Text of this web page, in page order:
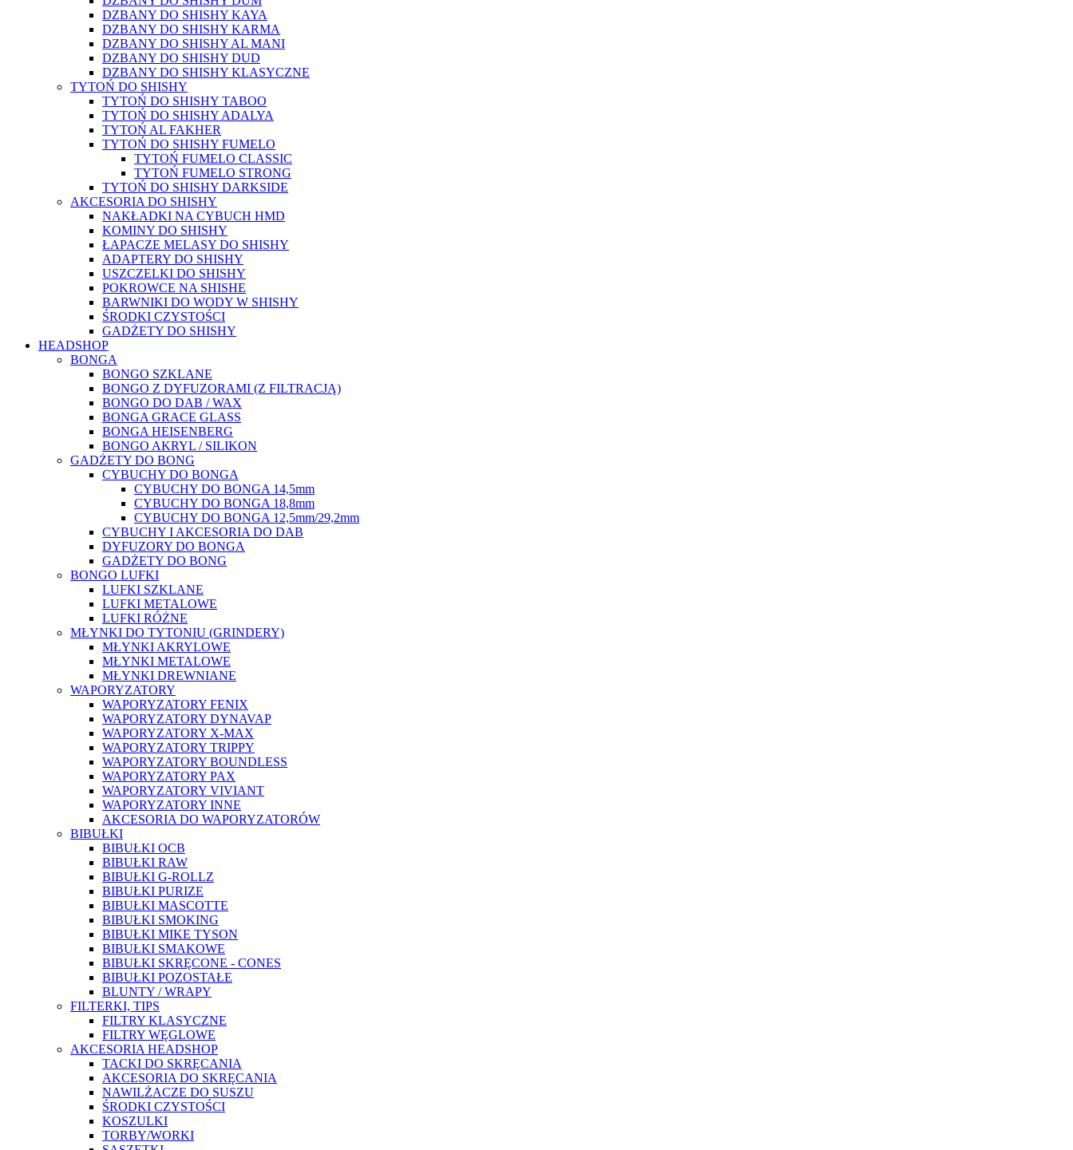
DZBANY DO SHISHY KAYA
DZBANY DO SHISHY KARMA
DZBANY DO SHISHY AL MANI
DZBANY DO SHISHY DUD
DZBANY DO SHISHY KLASYCZNE
TYTOŃ DO SHISHY
TYTOŃ DO SHISHY TABOO
TYTOŃ DO SHISHY ADALYA
TYTOŃ AL FAKHER
TYTOŃ DO SHISHY FUMELO
TYTOŃ FUMELO CLASSIC
TYTOŃ FUMELO STRONG
TYTOŃ DO SHISHY DARKSIDE
AKCESORIA DO SHISHY
NAKŁADKI NA CYBUCH HMD
KOMINY DO SHISHY
ŁAPACZE MELASY DO SHISHY
ADAPTERY DO SHISHY
USZCZELKI DO SHISHY
POKROWCE NA SHISHE
BARWNIKI DO WODY W SHISHY
ŚRODKI CZYSTOŚCI
GADŻETY DO SHISHY
HEADSHOP
BONGA
BONGO SZKLANE
BONGO Z DYFUZORAMI (Z FILTRACJĄ)
BONGO DO DAB / WAX
BONGA GRACE GLASS
BONGA HEISENBERG
BONGO AKRYL / SILIKON
GADŻETY DO BONG
CYBUCHY DO BONGA
CYBUCHY DO BONGA 14,5mm
CYBUCHY DO BONGA 18,8mm
CYBUCHY DO BONGA 12,5mm/29,2mm
CYBUCHY I AKCESORIA DO DAB
DYFUZORY DO BONGA
GADŻETY DO BONG
BONGO LUFKI
LUFKI SZKLANE
LUFKI METALOWE
LUFKI RÓŻNE
MŁYNKI DO TYTONIU (GRINDERY)
MŁYNKI AKRYLOWE
MŁYNKI METALOWE
MŁYNKI DREWNIANE
WAPORYZATORY
WAPORYZATORY FENIX
WAPORYZATORY DYNAVAP
WAPORYZATORY X-MAX
WAPORYZATORY TRIPPY
WAPORYZATORY BOUNDLESS
WAPORYZATORY PAX
WAPORYZATORY VIVIANT
WAPORYZATORY INNE
AKCESORIA DO WAPORYZATORÓW
BIBUŁKI
BIBUŁKI OCB
BIBUŁKI RAW
BIBUŁKI G-ROLLZ
BIBUŁKI PURIZE
BIBUŁKI MASCOTTE
BIBUŁKI SMOKING
BIBUŁKI MIKE TYSON
BIBUŁKI SMAKOWE
BIBUŁKI SKRĘCONE - CONES
BIBUŁKI POZOSTAŁE
BLUNTY / WRAPY
FILTERKI, TIPS
FILTRY KLASYCZNE
FILTRY WĘGLOWE
AKCESORIA HEADSHOP
TACKI DO SKRĘCANIA
AKCESORIA DO SKRĘCANIA
NAWILŻACZE DO SUSZU
ŚRODKI CZYSTOŚCI
KOSZULKI
TORBY/WORKI